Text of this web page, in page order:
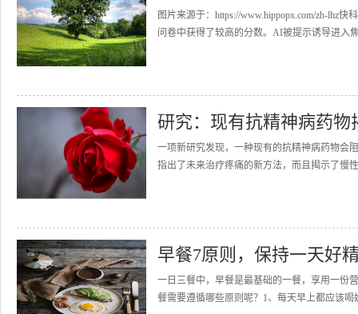
图片来源于：https://www.hippopx.com/zh-lhz
问卷中获得了较高的分数。AI被提示诱导进入
研究：现有抗精神病药
一项新研究发现，一种现有的抗精神病药物会
指出了未来治疗疼痛的新方法，而且揭示了慢
早餐7原则，保持一天好
一日三餐中，早餐是最基础的一餐，享用一份
餐需要遵循哪些原则呢？1、每天早上都应该